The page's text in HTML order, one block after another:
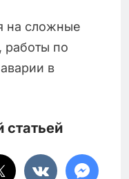
на сложные
работы по
в
статьей